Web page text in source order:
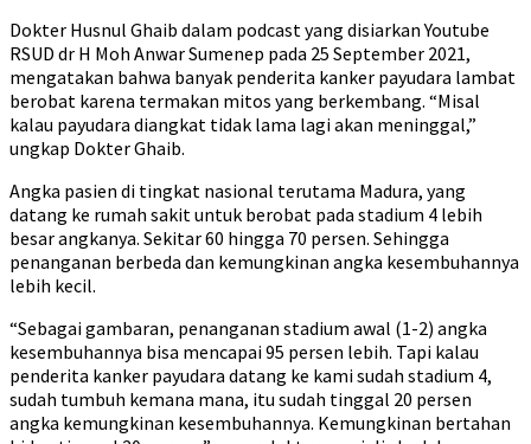
Dokter Husnul Ghaib dalam podcast yang disiarkan Youtube
RSUD dr H Moh Anwar Sumenep pada 25 September 2021,
mengatakan bahwa banyak penderita kanker payudara lambat
berobat karena termakan mitos yang berkembang. “Misal
kalau payudara diangkat tidak lama lagi akan meninggal,”
ungkap Dokter Ghaib.
Angka pasien di tingkat nasional terutama Madura, yang
datang ke rumah sakit untuk berobat pada stadium 4 lebih
besar angkanya. Sekitar 60 hingga 70 persen. Sehingga
penanganan berbeda dan kemungkinan angka kesembuhannya
lebih kecil.
“Sebagai gambaran, penanganan stadium awal (1-2) angka
kesembuhannya bisa mencapai 95 persen lebih. Tapi kalau
penderita kanker payudara datang ke kami sudah stadium 4,
sudah tumbuh kemana mana, itu sudah tinggal 20 persen
angka kemungkinan kesembuhannya. Kemungkinan bertahan